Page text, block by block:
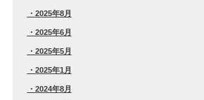
2025年8月
2025年6月
2025年5月
2025年1月
2024年8月